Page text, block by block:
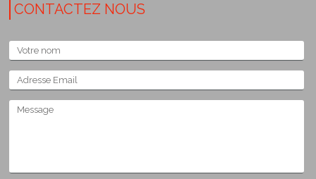
CONTACTEZ NOUS